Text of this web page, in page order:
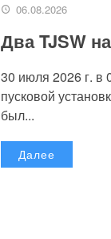
06.08.2026
Два TJSW
30 июля 2026 г. в
пусковой
был...
Далее